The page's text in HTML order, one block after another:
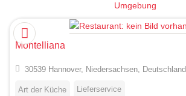
Umgebung
Montelliana
30539 Hannover, Niedersachsen, Deutschland
Art der Küche Lieferservice